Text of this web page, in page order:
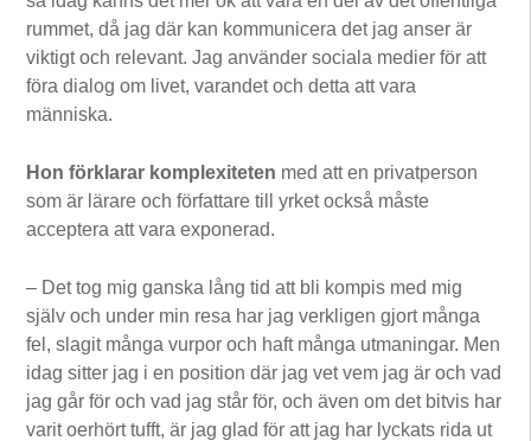
rummet, då jag där kan kommunicera det jag anser är
viktigt och relevant. Jag använder sociala medier för att
föra dialog om livet, varandet och detta att vara
människa.
Hon förklarar komplexiteten med att en privatperson
som är lärare och författare till yrket också måste
acceptera att vara exponerad.
– Det tog mig ganska lång tid att bli kompis med mig
själv och under min resa har jag verkligen gjort många
fel, slagit många vurpor och haft många utmaningar. Men
idag sitter jag i en position där jag vet vem jag är och vad
jag går för och vad jag står för, och även om det bitvis har
varit oerhört tufft, är jag glad för att jag har lyckats rida ut